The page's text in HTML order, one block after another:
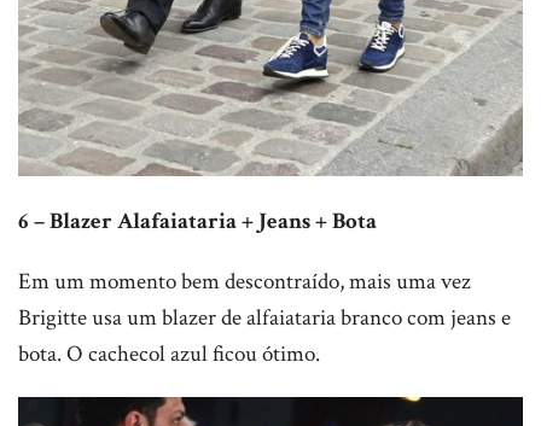
6 – Blazer Alafaiataria + Jeans + Bota
Em um momento bem descontraído, mais uma vez
Brigitte usa um blazer de alfaiataria branco com jeans e
bota. O cachecol azul ficou ótimo.